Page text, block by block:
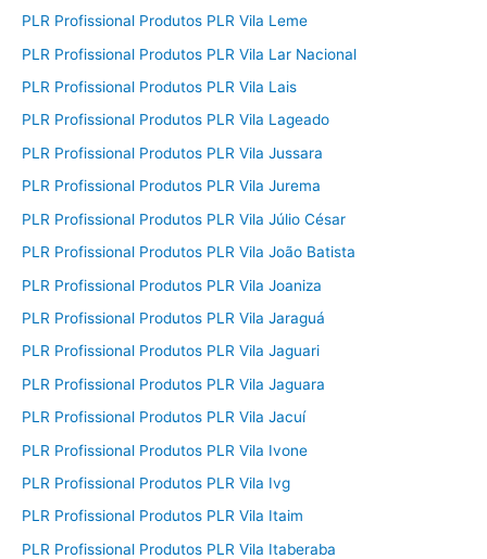
PLR Profissional Produtos PLR Vila Leme
PLR Profissional Produtos PLR Vila Lar Nacional
PLR Profissional Produtos PLR Vila Lais
PLR Profissional Produtos PLR Vila Lageado
PLR Profissional Produtos PLR Vila Jussara
PLR Profissional Produtos PLR Vila Jurema
PLR Profissional Produtos PLR Vila Júlio César
PLR Profissional Produtos PLR Vila João Batista
PLR Profissional Produtos PLR Vila Joaniza
PLR Profissional Produtos PLR Vila Jaraguá
PLR Profissional Produtos PLR Vila Jaguari
PLR Profissional Produtos PLR Vila Jaguara
PLR Profissional Produtos PLR Vila Jacuí
PLR Profissional Produtos PLR Vila Ivone
PLR Profissional Produtos PLR Vila Ivg
PLR Profissional Produtos PLR Vila Itaim
PLR Profissional Produtos PLR Vila Itaberaba